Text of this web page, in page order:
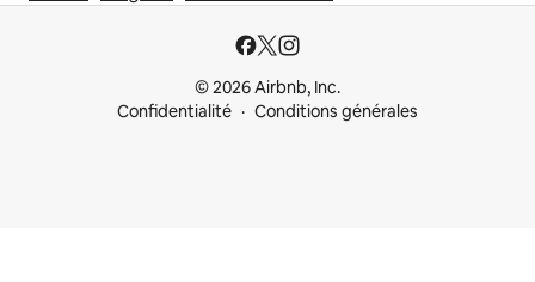
© 2026 Airbnb, Inc.
Confidentialité
Conditions générales